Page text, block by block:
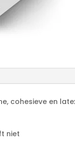
cohesieve en
niet